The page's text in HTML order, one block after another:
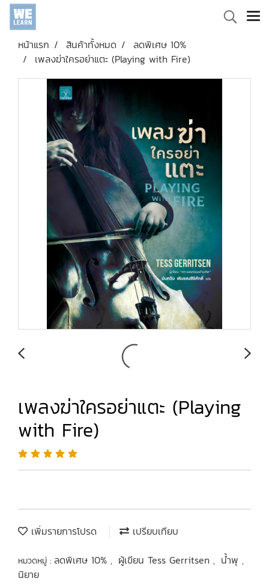
หน้าแรก สินค้าทั้งหมด
ลดพิเศษ 10%
เพลงฆ่าใครอย่าแตะ (Playing with Fire)
เพลงฆ่าใครอย่าแตะ (Playing
with Fire)
เพิ่มรายการโปรด เปรียบเทียบ
หมวดหมู่ : ลดพิเศษ 10% , ผู้เขียน Tess Gerritsen , น้ำพุ ,
นิยาย